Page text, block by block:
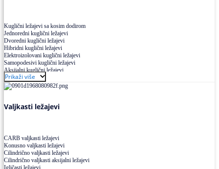
Kuglični ležajevi sa kosim dodirom
Jednoredni kuglični ležajevi
Dvoredni kuglični ležajevi
Hibridni kuglični ležajevi
Elektroizolovani kuglični ležajevi
Samopodesivi kuglični ležajevi
Aksijalni kuglični ležajevi
Kuglični ležajevi od nerđajućeg čelika
Prikaži više
Valjkasti ležajevi
CARB valjkasti ležajevi
Konusno valjkasti ležajevi
Cilindrično valjkasti ležajevi
Cilindrično valjkasti aksijalni ležajevi
Igličasti ležajevi